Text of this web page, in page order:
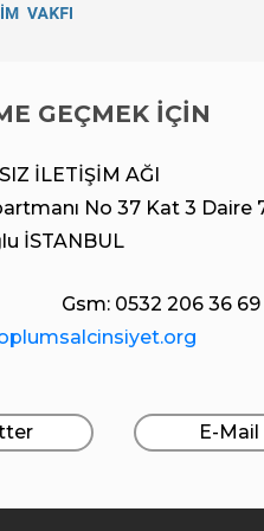
GEÇMEK İÇİN
İLETİŞİM AĞI
No 37 Kat 3 Daire
İSTANBUL
Gsm: 0532 206 36 69
E-Mail